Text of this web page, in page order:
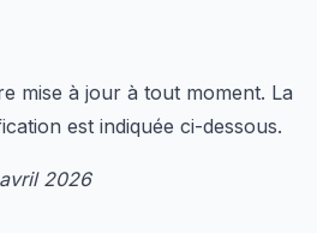
mise à jour à tout moment. La
est indiquée ci-dessous.
2026